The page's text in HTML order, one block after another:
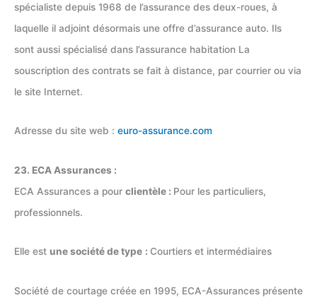
spécialiste depuis 1968 de l’assurance des deux-roues, à
laquelle il adjoint désormais une offre d’assurance auto. Ils
sont aussi spécialisé dans l’assurance habitation La
souscription des contrats se fait à distance, par courrier ou via
le site Internet.
Adresse du site web : euro-assurance.com
23. ECA Assurances :
ECA Assurances a pour clientèle : Pour les particuliers,
professionnels.
Elle est une société de type : Courtiers et intermédiaires
Société de courtage créée en 1995, ECA-Assurances présente